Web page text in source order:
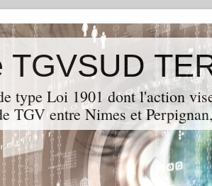
type Loi 1901 dont l'action
TGV entre Nimes et